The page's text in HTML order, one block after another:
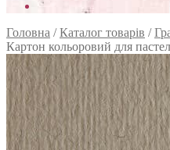
Головна /Каталог товарів /
Картон кольоровий для